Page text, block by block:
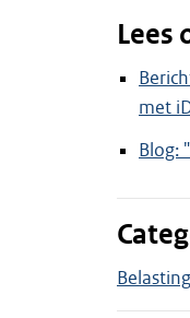
Lees
met
Blog: